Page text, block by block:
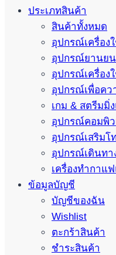
ประเภทสินค้า
สินค้าทั้งหมด
อุปกรณ์เครื่อง
อุปกรณ์ยานย
อุปกรณ์เครื่อง
อุปกรณ์เพื่อคว
เกม & สตรีมมิ่
อุปกรณ์คอมพิว
อุปกรณ์เสริมโ
อุปกรณ์เดินทา
เครื่องทำกาแ
ข้อมูลบัญชี
บัญชีของฉัน
Wishlist
ตะกร้าสินค้า
ชำระสินค้า